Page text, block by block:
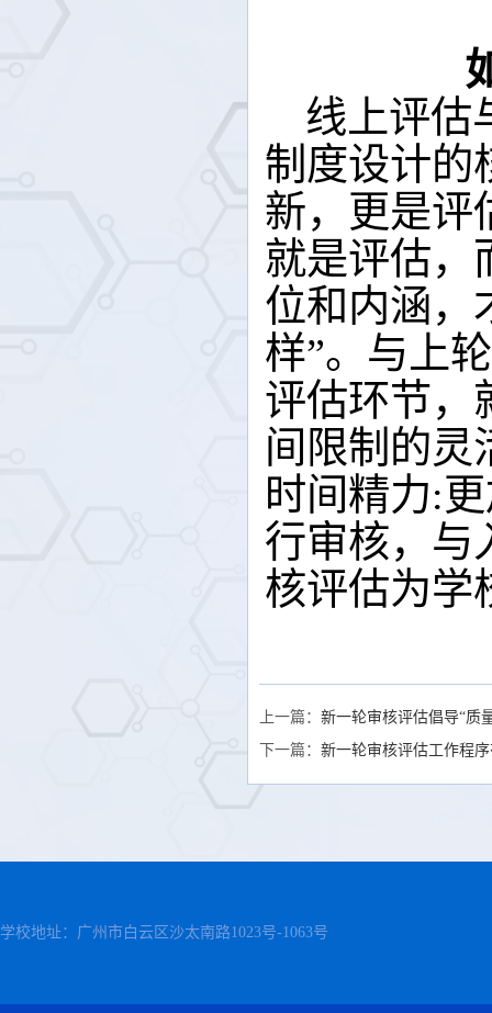
线上评估
制度设计的
新，更是评
就是评估，
位和内涵，
样”。与上
评估环节，
间限制的灵
时间精力:
行审核，与
核评估为学
上一篇： 新一轮审核评估倡导“质
下一篇： 新一轮审核评估工作程序
学校地址：广州市白云区沙太南路1023号-1063号